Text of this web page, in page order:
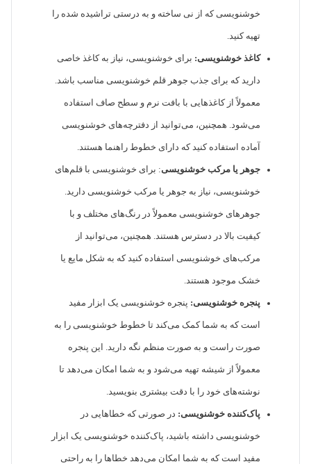
خوشنویسی که از نی ساخته و به درستی تراشیده شده را
تهیه کنید.
کاغذ خوشنویسی: برای خوشنویسی، نیاز به کاغذ خاصی
دارید که برای جذب جوهر قلم خوشنویسی مناسب باشد.
معمولاً از کاغذهایی با بافت نرم و سطح صاف استفاده
می‌شود. همچنین، می‌توانید از دفترچه‌های خوشنویسی
آماده استفاده کنید که دارای خطوط راهنما هستند.
جوهر یا مرکب خوشنویسی: برای خوشنویسی با قلم‌های
خوشنویسی، نیاز به جوهر یا مرکب خوشنویسی دارید.
جوهرهای خوشنویسی معمولاً در رنگ‌های مختلف و با
کیفیت بالا در دسترس هستند. همچنین، می‌توانید از
مرکب‌های خوشنویسی استفاده کنید که به شکل مایع یا
خشک موجود هستند.
پنجره خوشنویسی: پنجره خوشنویسی یک ابزار مفید
است که به شما کمک می‌کند تا خطوط خوشنویسی را به
صورت راست و به صورت منظم نگه دارید. این پنجره
معمولاً از شیشه تهیه می‌شود و به شما امکان می‌دهد تا
نوشته‌های خود را با دقت بیشتری بنویسید.
پاک‌کننده خوشنویسی: در صورتی که خطاهایی در
خوشنویسی داشته باشید، پاک‌کننده خوشنویسی یک ابزار
مفید است که به شما امکان می‌دهد خطاها را به راحتی